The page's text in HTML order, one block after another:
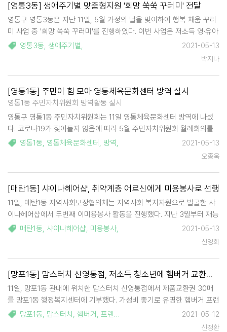
[영통3동] 생애주기별 맞춤형지원 '희망 쑥쑥 꾸러미' 전달
영통구 영통3동은 지난 11일, 5월 가정의 날을 맞이하여 행복 채움 꾸러
미 사업 중 '희망 쑥쑥 꾸러미'를 진행하였다. 이번 사업은 저소득 영·유아
4가구를 선정하여 5만원 상당의 영유아 물품(분유, 신발, 크레파스, 마스
영통3동, 생애주기별,
2021-05-13
박지나
[영통1동] 주민이 힘 모아 영통체육문화센터 방역 실시
영통1동 주민자치위원회 방역활동 실시
영통구 영통1동 주민자치위원회는 11일 영통체육문화센터 방역에 나섰
다. 코로나19가 잦아들지 않음에 따라 5월 주민자치위원회 월례회의를
방역활동으로 전환한 것. 영통체육문화센터는 현재 배드민턴, 탁구 자유
반과 요가반을 운영하고 있다. 이에 따라 위원회는 소독액을 살포하고 소
영통1동, 영통체육문화센터 , 방역,
2021-05-13
오종욱
[매탄1동] 샤이나헤어샵, 취약계층 어르신에게 미용봉사로 선행
11일, 매탄1동 지역사회보장협의체는 지역사회 복지자원으로 발굴한 샤
이나헤어샵에서 두번째 이미용봉사 활동을 진행했다. 지난 3월부터 재능
기부하고 있는 샤이나헤어 김은미 원장은 매탄1동에서 11년째 헤어샵을
운영하고 있으며, 매월 둘째주 화요일 오전에는 손님을 받지 않고 온전히
매탄1동, 샤이나헤어샵, 미용봉사,
2021-05-13
신영희
[망포1동] 맘스터치 신영통점, 저소득 청소년에 햄버거 교환권 30매 후원
11일, 망포1동 관내에 위치한 맘스터치 신영통점에서 제품교환권 30매
를 망포1동 행정복지센터에 기부했다. 가성비 좋기로 유명한 햄버거 프랜
차이즈 맘스터치 신영통점 송충렬 점주는 "사업시작때부터 저소득 가정
의 청소년들에게 도움을 주고싶은 마음이 있었다"고 말했다. 이어 "코로
망포1동, 맘스터치 , 햄버거 , 프랜차이즈
2021-05-12
신정환